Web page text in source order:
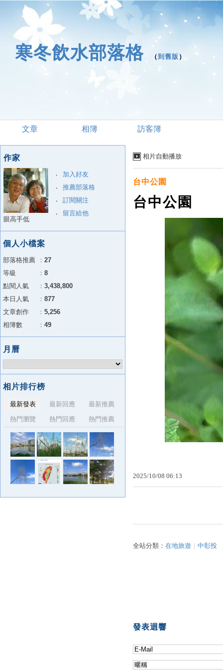
寒冬飲水部落格 （到舊版 ）
文章 相簿 訪客簿
相片自動播放
台中公園
台中公園
2025/10/08 06:13
全站分類： 在地旅遊 中彰投
發表迴響
作家
加入好友
推薦部落格
訂閱關注
留言給他
眼高手低
個人小檔案
部落格推薦 ： 27
等級
： 8
點閱人氣
： 3,438,800
本日人氣
： 877
文章創作
： 5,256
相簿數
： 49
月曆
相片排行榜
最新發表 最新回應
最新推薦
熱門瀏覽
熱門回應 熱門推薦